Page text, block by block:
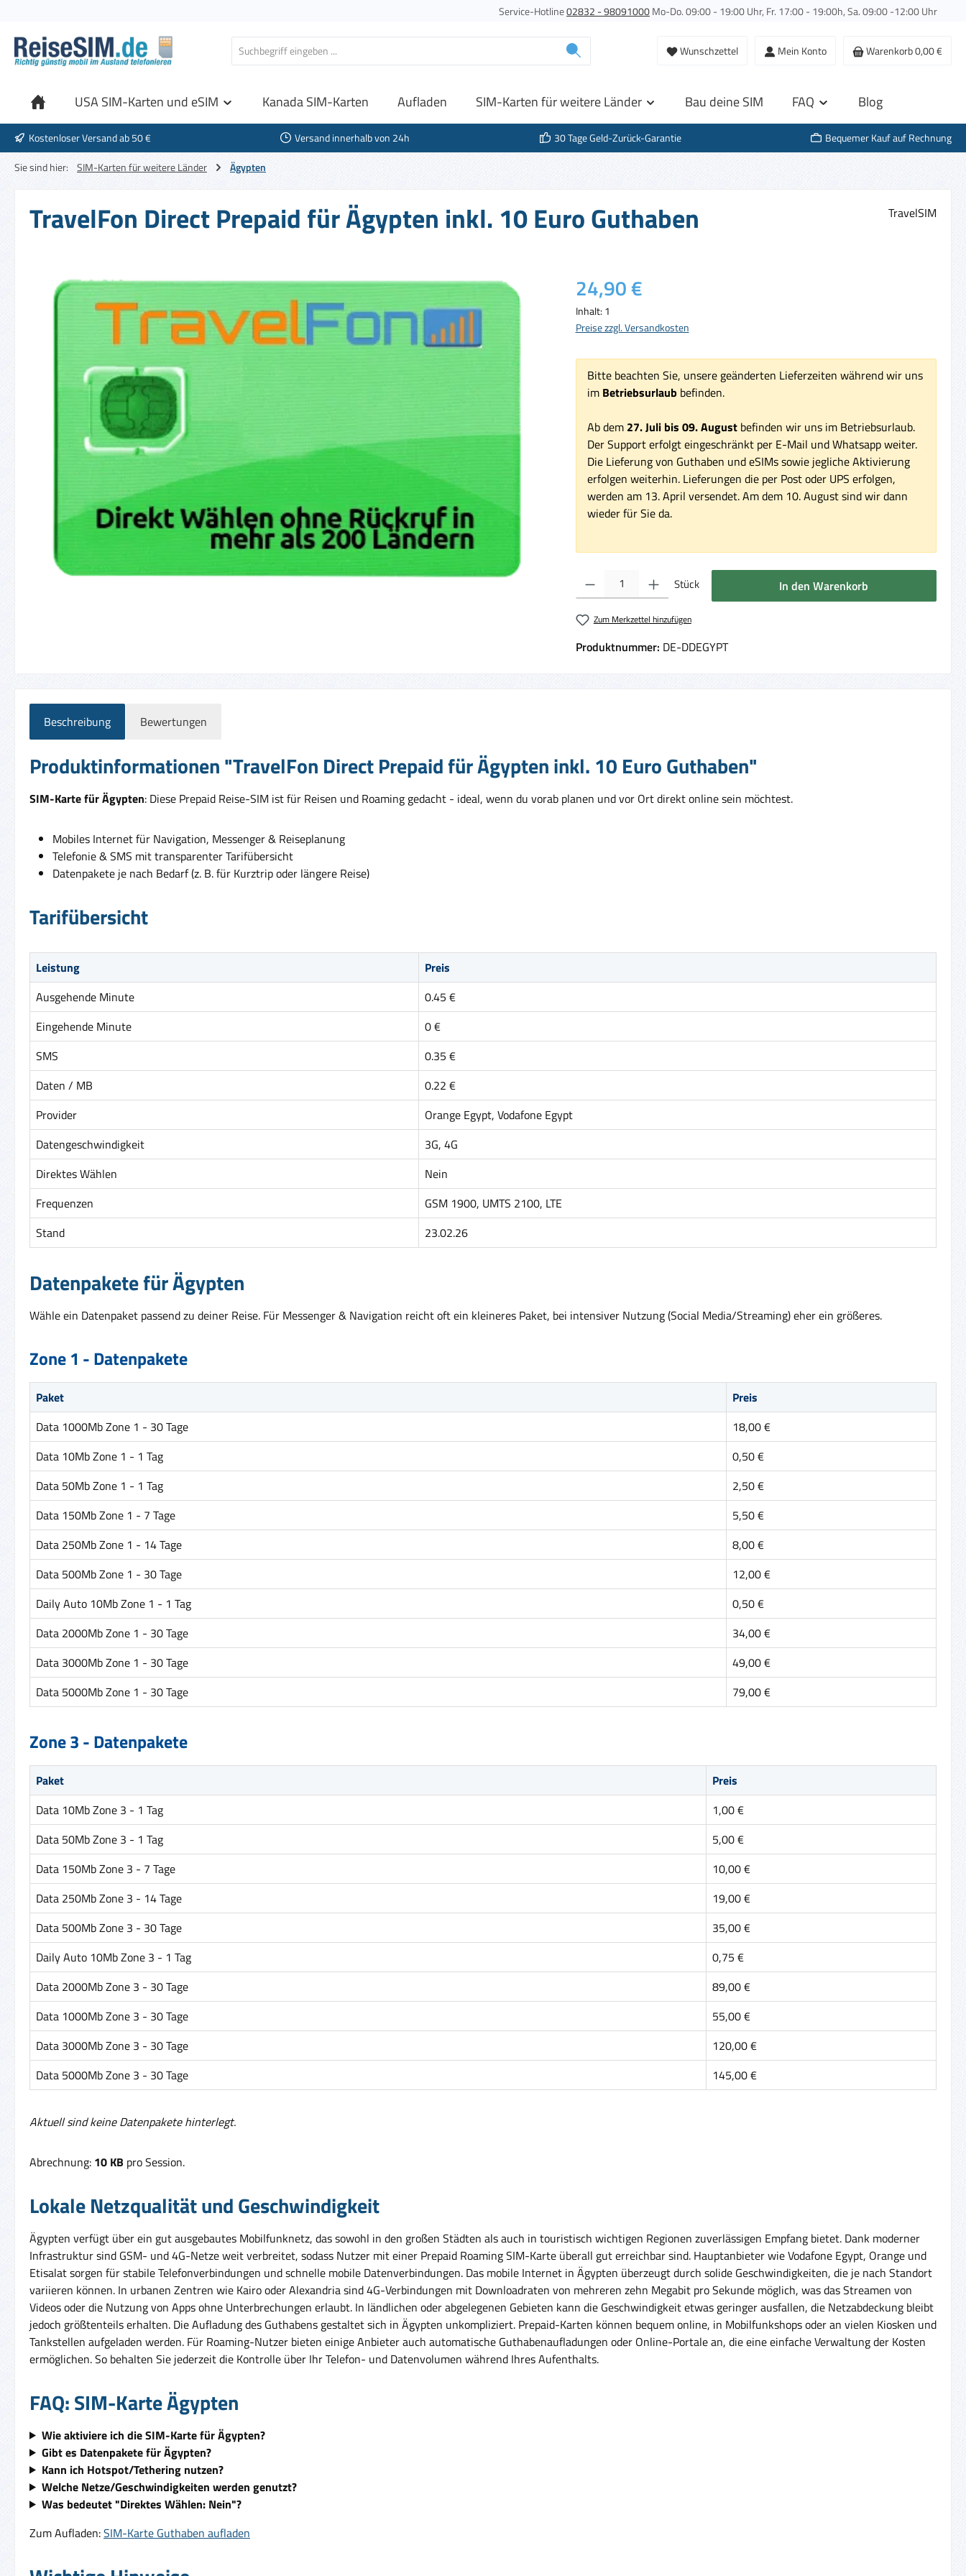
Service-Hotline02832 - 98091000Mo-Do. 09:00 - 19:00 Uhr, Fr. 17:00 - 19:00h, Sa. 09:00 -12:00 Uhr
Wunschzettel Mein Konto Warenkorb0,00 €
USA SIM-Karten und eSIM Kanada SIM-Karten Aufladen SIM-Karten für weitere Länder Bau deine SIM FAQ Blog
Kostenloser Versand ab 50 € Versand innerhalb von 24h 30 Tage Geld-Zurück-Garantie
Bequemer Kauf auf Rechnung
Sie sind hier:
SIM-Karten für weitere Länder Ägypten
TravelFon Direct Prepaid für Ägypten inkl. 10 Euro Guthaben TravelSIM
Bildergalerie überspringen Regulärer Preis:
24,90 €
Inhalt: 1
Preise zzgl. Versandkosten
Bitte beachten Sie, unsere geänderten Lieferzeiten während wir uns
im Betriebsurlaub befinden.
Ab dem 27. Juli bis 09. Augustbefinden wir uns im Betriebsurlaub.
Der Support erfolgt eingeschränkt per E-Mail und Whatsapp weiter.
Die Lieferung von Guthaben und eSIMs sowie jegliche Aktivierung
erfolgen weiterhin. Lieferungen die per Post oder UPS erfolgen,
werden am 13. April versendet. Am dem 10. August sind wir dann
wieder für Sie da.
Produkt Anzahl: Gib den gewünschten Wert ein oder benutze die Schaltflächen um die
Stück In den Warenkorb
Zum Merkzettel hinzufügen
Produktnummer: DE-DDEGYPT
Beschreibung Bewertungen
Produktinformationen "TravelFon Direct Prepaid für Ägypten inkl. 10 Euro Guthaben"
SIM-Karte für Ägypten: Diese Prepaid Reise-SIM ist für Reisen und Roaming gedacht - ideal, wenn du vorab planen und vor Ort direkt online sein möchtest.
Mobiles Internet für Navigation, Messenger & Reiseplanung
Telefonie & SMS mit transparenter Tarifübersicht
Datenpakete je nach Bedarf (z. B. für Kurztrip oder längere Reise)
Tarifübersicht
Leistung
Preis
Ausgehende Minute
0.45 €
Eingehende Minute
0 €
SMS
0.35 €
Daten / MB
0.22 €
Provider
Orange Egypt, Vodafone Egypt
Datengeschwindigkeit
3G, 4G
Direktes Wählen
Nein
Frequenzen
GSM 1900, UMTS 2100, LTE
Stand
23.02.26
Datenpakete für Ägypten
Wähle ein Datenpaket passend zu deiner Reise. Für Messenger & Navigation reicht oft ein kleineres Paket, bei intensiver Nutzung (Social Media/Streaming) eher ein größeres.
Zone 1 - Datenpakete
Paket
Preis
Data 1000Mb Zone 1 - 30 Tage
18,00 €
Data 10Mb Zone 1 - 1 Tag
0,50 €
Data 50Mb Zone 1 - 1 Tag
2,50 €
Data 150Mb Zone 1 - 7 Tage
5,50 €
Data 250Mb Zone 1 - 14 Tage
8,00 €
Data 500Mb Zone 1 - 30 Tage
12,00 €
Daily Auto 10Mb Zone 1 - 1 Tag
0,50 €
Data 2000Mb Zone 1 - 30 Tage
34,00 €
Data 3000Mb Zone 1 - 30 Tage
49,00 €
Data 5000Mb Zone 1 - 30 Tage
79,00 €
Zone 3 - Datenpakete
Paket
Preis
Data 10Mb Zone 3 - 1 Tag
1,00 €
Data 50Mb Zone 3 - 1 Tag
5,00 €
Data 150Mb Zone 3 - 7 Tage
10,00 €
Data 250Mb Zone 3 - 14 Tage
19,00 €
Data 500Mb Zone 3 - 30 Tage
35,00 €
Daily Auto 10Mb Zone 3 - 1 Tag
0,75 €
Data 2000Mb Zone 3 - 30 Tage
89,00 €
Data 1000Mb Zone 3 - 30 Tage
55,00 €
Data 3000Mb Zone 3 - 30 Tage
120,00 €
Data 5000Mb Zone 3 - 30 Tage
145,00 €
Aktuell sind keine Datenpakete hinterlegt.
Abrechnung: 10 KB pro Session.
Lokale Netzqualität und Geschwindigkeit
Ägypten verfügt über ein gut ausgebautes Mobilfunknetz, das sowohl in den großen Städten als auch in touristisch wichtigen Regionen zuverlässigen Empfang bietet. Dank moderner
Infrastruktur sind GSM- und 4G-Netze weit verbreitet, sodass Nutzer mit einer Prepaid Roaming SIM-Karte überall gut erreichbar sind. Hauptanbieter wie Vodafone Egypt, Orange und
Etisalat sorgen für stabile Telefonverbindungen und schnelle mobile Datenverbindungen. Das mobile Internet in Ägypten überzeugt durch solide Geschwindigkeiten, die je nach Standort
variieren können. In urbanen Zentren wie Kairo oder Alexandria sind 4G-Verbindungen mit Downloadraten von mehreren zehn Megabit pro Sekunde möglich, was das Streamen von
Videos oder die Nutzung von Apps ohne Unterbrechungen erlaubt. In ländlichen oder abgelegenen Gebieten kann die Geschwindigkeit etwas geringer ausfallen, die Netzabdeckung bleibt
jedoch größtenteils erhalten. Die Aufladung des Guthabens gestaltet sich in Ägypten unkompliziert. Prepaid-Karten können bequem online, in Mobilfunkshops oder an vielen Kiosken und
Tankstellen aufgeladen werden. Für Roaming-Nutzer bieten einige Anbieter auch automatische Guthabenaufladungen oder Online-Portale an, die eine einfache Verwaltung der Kosten
ermöglichen. So behalten Sie jederzeit die Kontrolle über Ihr Telefon- und Datenvolumen während Ihres Aufenthalts.
FAQ: SIM-Karte Ägypten
Wie aktiviere ich die SIM-Karte für Ägypten?
Gibt es Datenpakete für Ägypten?
Kann ich Hotspot/Tethering nutzen?
Welche Netze/Geschwindigkeiten werden genutzt?
Was bedeutet "Direktes Wählen: Nein"?
Zum Aufladen:SIM-Karte Guthaben aufladen